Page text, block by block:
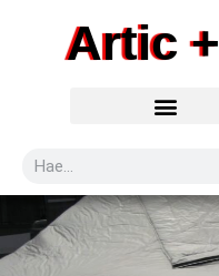
Artic +
Search